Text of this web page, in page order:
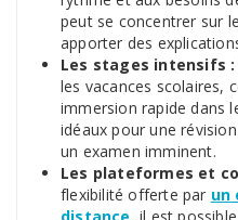
peut se concentrer sur
apporter des
Les stages intensifs :
les vacances scolaires,
immersion rapide dans
idéaux pour une
un examen imminent.
Les plateformes et
flexibilité offerte par un
distance, il est